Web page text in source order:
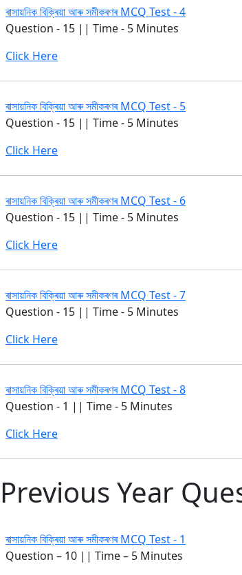
ৰাসায়নিক বিক্ৰিয়া আৰু সমীকৰণৰ MCQ Test - 4
Question - 15 || Time - 5 Minutes
Click Here
ৰাসায়নিক বিক্ৰিয়া আৰু সমীকৰণৰ MCQ Test - 5
Question - 15 || Time - 5 Minutes
Click Here
ৰাসায়নিক বিক্ৰিয়া আৰু সমীকৰণৰ MCQ Test - 6
Question - 15 || Time - 5 Minutes
Click Here
ৰাসায়নিক বিক্ৰিয়া আৰু সমীকৰণৰ MCQ Test - 7
Question - 15 || Time - 5 Minutes
Click Here
ৰাসায়নিক বিক্ৰিয়া আৰু সমীকৰণৰ MCQ Test - 8
Question - 1 || Time - 5 Minutes
Click Here
Previous Year
ৰাসায়নিক বিক্ৰিয়া আৰু সমীকৰণৰ MCQ Test - 1
Question – 10 || Time – 5 Minutes